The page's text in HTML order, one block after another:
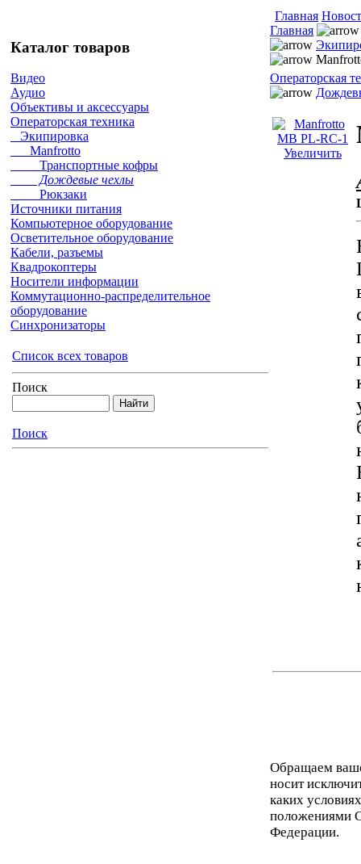
Главная
Каталог товаров
Видео
Аудио
Объективы и аксессуары
Операторская техника
Экипировка
Manfrotto
Транспортные кофры
Дождевые чехлы
Рюкзаки
Источники питания
Компьютерное оборудование
Осветительное оборудование
Кабели, разъемы
Квадрокоптеры
Носители информации
Коммутационно-распределительное
оборудование
Синхронизаторы
Список всех товаров
Поиск
Поиск
Главная
Операторская
Увеличить
Обращаем
носит
каких
положениями
Федерации.